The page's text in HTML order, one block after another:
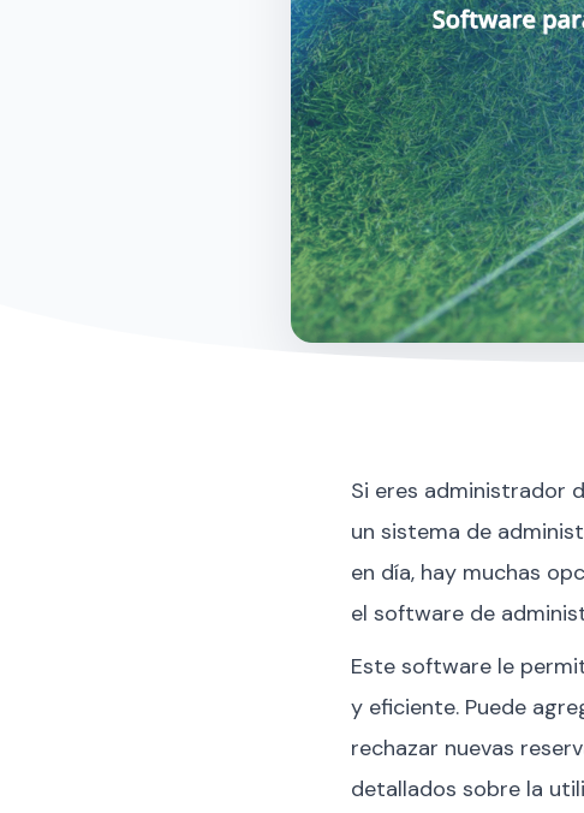
Si eres administrador
un sistema de
en día, hay muchas
el software de
Este software le
y eficiente. Puede
rechazar nuevas
detallados sobre la